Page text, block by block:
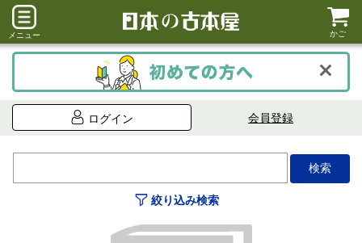
メニュー かご
ログイン 会員登録
絞り込み検索